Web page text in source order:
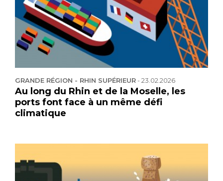
GRANDE RÉGION - RHIN SUPÉRIEUR-23.02.2026
Au long du Rhin et de la Moselle, les
ports font face à un même défi
climatique